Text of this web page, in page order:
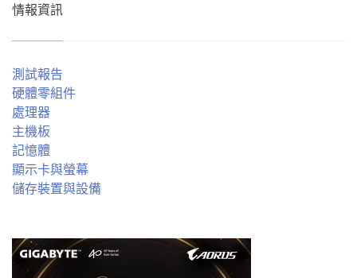
情報資訊
測試報告
硬體零組件
處理器
主機板
記憶體
顯示卡與螢幕
儲存裝置與設備